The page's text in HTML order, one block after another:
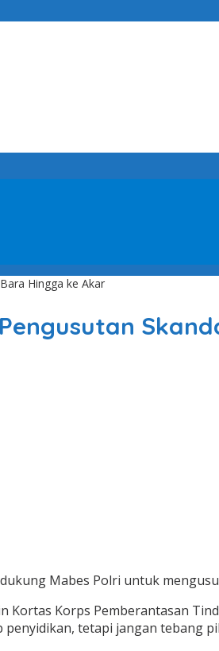
Hingga ke Akar
Mabes Polri untuk
Kortas Korps Pemberantasan
tetapi jangan tebang